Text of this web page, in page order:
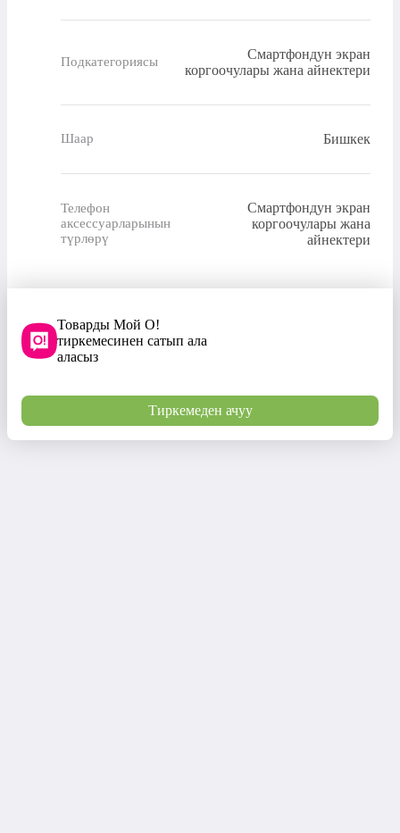
Подкатегориясы
Смартфондун экран
коргоочулары жана айнектери
Шаар Бишкек
Телефон
аксессуарларынын
түрлөрү
Смартфондун экран
коргоочулары жана
айнектери
Товарды Мой О!
тиркемесинен сатып ала
аласыз
Тиркемеден ачуу